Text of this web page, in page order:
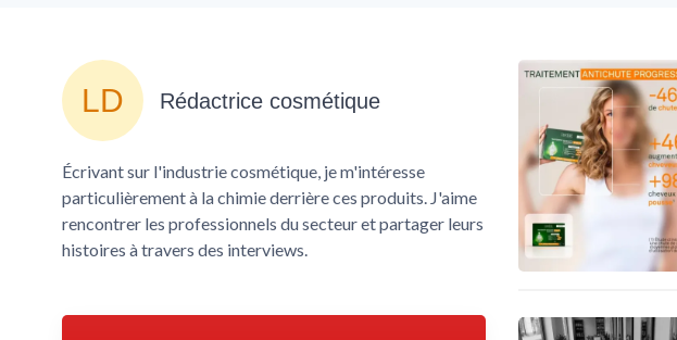
Rédactrice cosmétique
Écrivant sur l'industrie cosmétique, je m'intéresse
particulièrement à la chimie derrière ces produits. J'aime
rencontrer les professionnels du secteur et partager leurs
histoires à travers des interviews.